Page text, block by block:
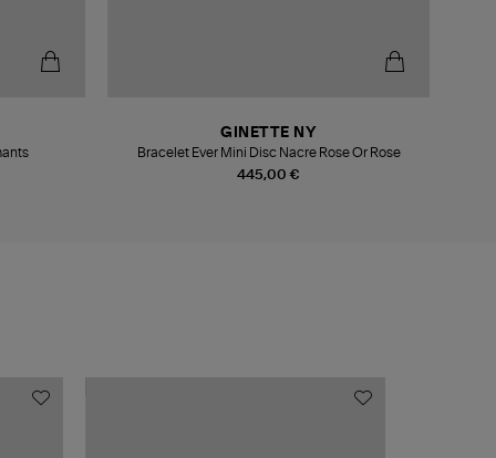
445,00 €
GINETTE NY
Bracelet Ever Mini Disc Nacre Rose Or Rose